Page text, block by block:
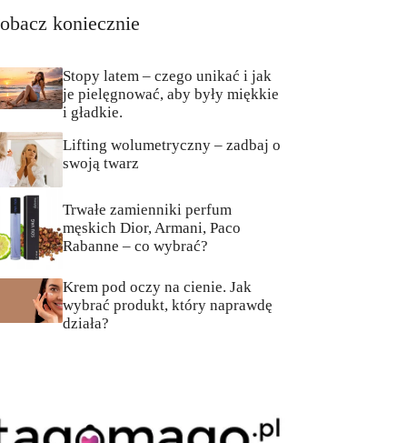
koniecznie
Stopy latem – czego unikać i jak
je pielęgnować, aby były miękkie
i gładkie.
Lifting wolumetryczny – zadbaj o
swoją twarz
Trwałe zamienniki perfum
męskich Dior, Armani, Paco
Rabanne – co wybrać?
Krem pod oczy na cienie. Jak
wybrać produkt, który naprawdę
działa?